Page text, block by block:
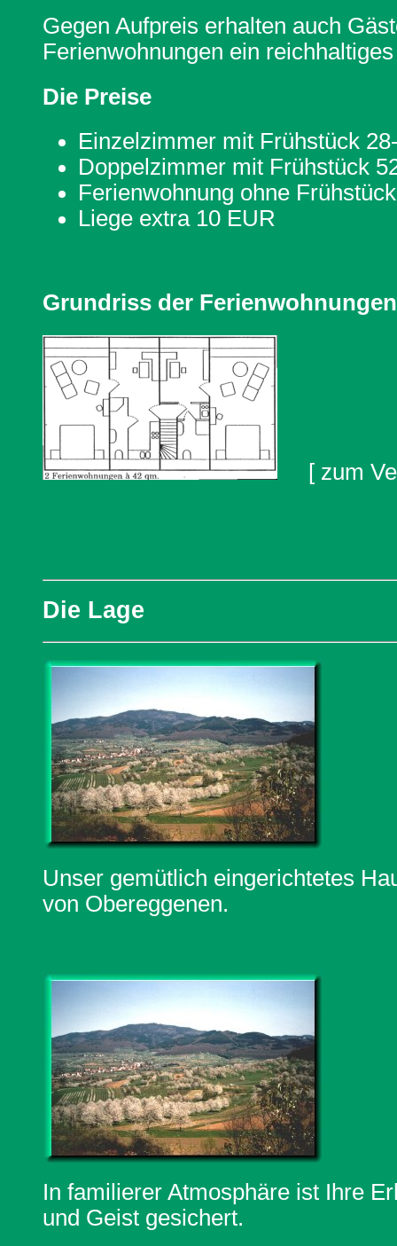
Gegen Aufpreis erhalten auch
Ferienwohnungen ein
Die Preise
Einzelzimmer mit Frühstück
Doppelzimmer mit Frühstück
Ferienwohnung ohne
Liege extra 10 EUR
Grundriss der
[ zum
Die Lage
Unser gemütlich eingerichtetes
von Obereggenen.
In familierer Atmosphäre ist Ihre
und Geist gesichert.